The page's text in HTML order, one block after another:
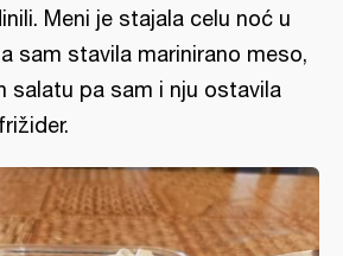
Meni je stajala celu noć u
sam stavila marinirano meso,
salatu pa sam i nju ostavila